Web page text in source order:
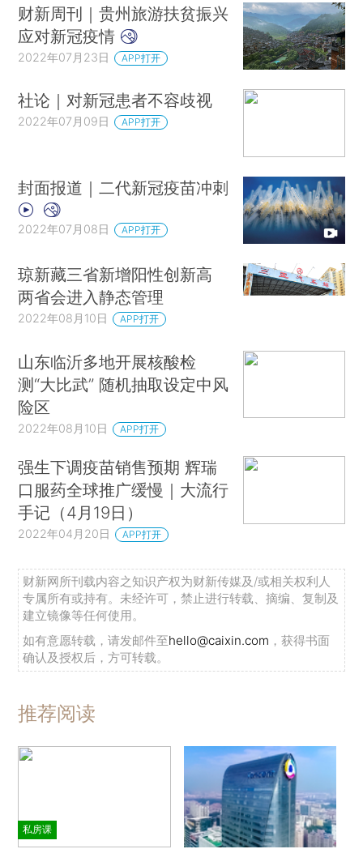
财新周刊｜贵州旅游扶贫振兴
应对新冠疫情
2022年07月23日 APP打开
社论｜对新冠患者不容歧视
2022年07月09日 APP打开
封面报道｜二代新冠疫苗冲刺
2022年07月08日 APP打开
琼新藏三省新增阳性创新高
两省会进入静态管理
2022年08月10日 APP打开
山东临沂多地开展核酸检
测“大比武” 随机抽取设定中风
险区
2022年08月10日 APP打开
强生下调疫苗销售预期 辉瑞
口服药全球推广缓慢｜大流行
手记（4月19日）
2022年04月20日 APP打开
财新网所刊载内容之知识产权为财新传媒及/或相关权利人
专属所有或持有。未经许可，禁止进行转载、摘编、复制及
建立镜像等任何使用。
如有意愿转载，请发邮件至hello@caixin.com ，获得书面
确认及授权后，方可转载。
推荐阅读
私房课